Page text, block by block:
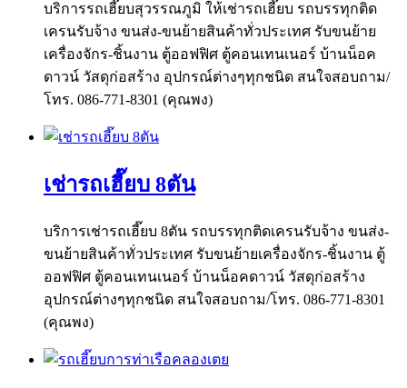
บริการรถเฮี๊ยบสุวรรณภูมิ ให้เช่ารถเฮี๊ยบ รถบรรทุกติด
เครนรับจ้าง ขนส่ง-ขนย้ายสินค้าทั่วประเทศ รับขนย้าย
เครื่องจักร-ชิ้นงาน ตู้ออฟฟิศ ตู้คอนเทนเนอร์ บ้านน็อค
ดาวน์ วัสดุก่อสร้าง อุปกรณ์ต่างๆทุกชนิด สนใจสอบถาม/
โทร. 086-771-8301 (คุณพง)
เช่ารถเฮี๊ยบ 8ตัน
บริการเช่ารถเฮี๊ยบ 8ตัน รถบรรทุกติดเครนรับจ้าง ขนส่ง-
ขนย้ายสินค้าทั่วประเทศ รับขนย้ายเครื่องจักร-ชิ้นงาน ตู้
ออฟฟิศ ตู้คอนเทนเนอร์ บ้านน็อคดาวน์ วัสดุก่อสร้าง
อุปกรณ์ต่างๆทุกชนิด สนใจสอบถาม/โทร. 086-771-8301
(คุณพง)